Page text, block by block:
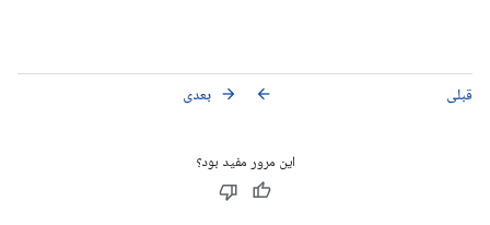
قبلی arrow_back بعدی arrow_forward
این مرور مفید بود؟